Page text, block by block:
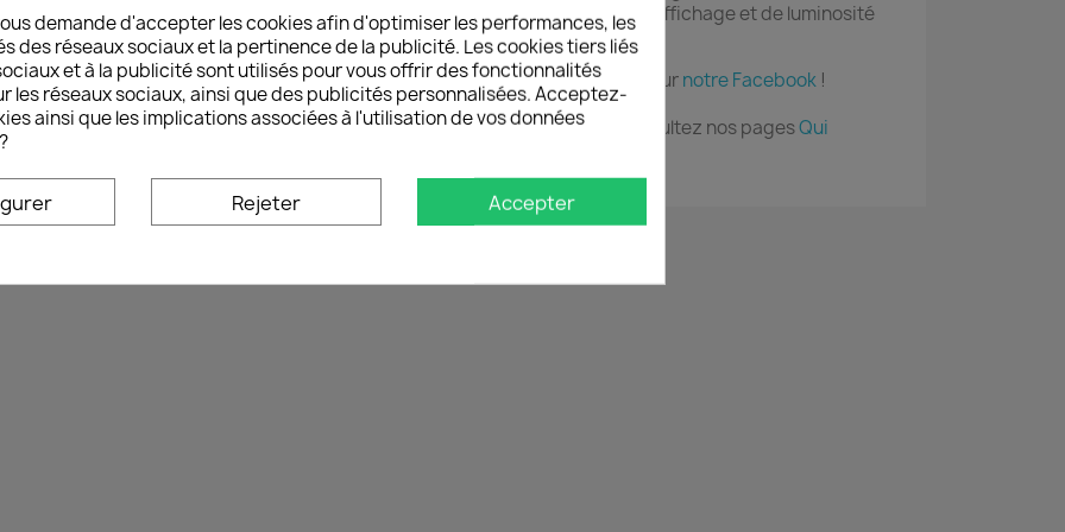
celles sur le site selon les paramètres d'affichage et de luminosité
de votre écran.
Pour voir nos nouveautés, suivez-nous surnotre Facebook !
Pour en savoir plus sur Grafikzone, consultez nos pagesQui
demande d'accepter les cookies afin d'optimiser les performances, les
des réseaux sociaux et la pertinence de la publicité. Les cookies tiers liés
et à la publicité sont utilisés pour vous offrir des fonctionnalités
les réseaux sociaux, ainsi que des publicités personnalisées. Acceptez-
ainsi que les implications associées à l'utilisation de vos données
Rejeter Accepter